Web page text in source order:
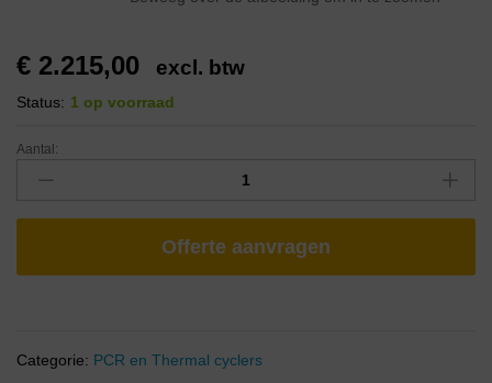
€ 2.215,00 excl. btw
Status: 1 op voorraad
Aantal:
Offerte aanvragen
Categorie: PCR en Thermal cyclers